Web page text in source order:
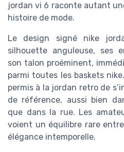
jordan vi 6 raconte autant
histoire de mode.
Le design signé nike
silhouette anguleuse, ses
son talon proéminent,
parmi toutes les baskets
permis à la jordan retro de
de référence, aussi bien
que dans la rue. Les
voient un équilibre rare
élégance intemporelle.